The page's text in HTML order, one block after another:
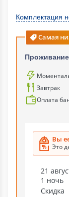
Комплектация
Самая
Завтрак
Оплата
Вы
Это
21
1 ночь
Скидка